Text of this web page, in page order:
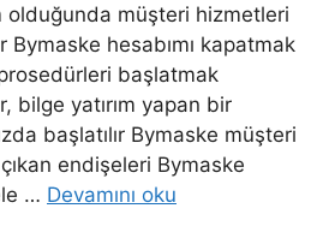
olduğunda müşteri hizmetleri
hesabımı kapatmak
başlatmak
bilge yatırım yapan bir
başlatılır Bymaske müşteri
endişeleri Bymaske
… Devamını oku